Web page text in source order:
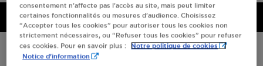
Menu
consentement n’affecte pas l’accès au site, mais peut limiter
certaines fonctionnalités ou mesures d’audience. Choisissez
“Accepter tous les cookies” pour autoriser tous les cookies non
strictement nécessaires, ou “Refuser tous les cookies” pour refuser
ces cookies. Pour en savoir plus :
Notre politique de cookies
Notice d'information